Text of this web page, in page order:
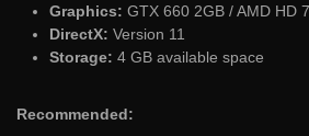
Graphics: GTX 660 2GB / AMD HD
DirectX: Version 11
Storage: 4 GB available space
Recommended: